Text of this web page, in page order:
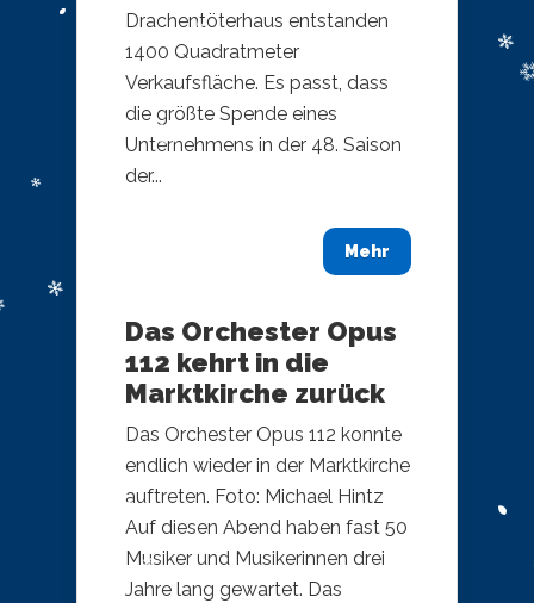
Drachentöterhaus entstanden
1400 Quadratmeter
Verkaufsfläche. Es passt, dass
die größte Spende eines
Unternehmens in der 48. Saison
der...
Mehr
Das Orchester Opus
112 kehrt in die
Marktkirche zurück
Das Orchester Opus 112 konnte
endlich wieder in der Marktkirche
auftreten. Foto: Michael Hintz
Auf diesen Abend haben fast 50
Musiker und Musikerinnen drei
Jahre lang gewartet. Das